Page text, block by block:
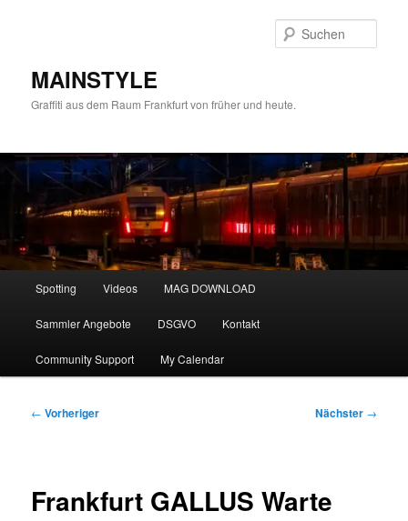
MAINSTYLE
Graffiti aus dem Raum Frankfurt von früher und heute.
Spotting Videos MAG DOWNLOAD
Sammler Angebote DSGVO Kontakt
Community Support My Calendar
Beitragsnavigation
← Vorheriger Nächster →
Frankfurt GALLUS Warte